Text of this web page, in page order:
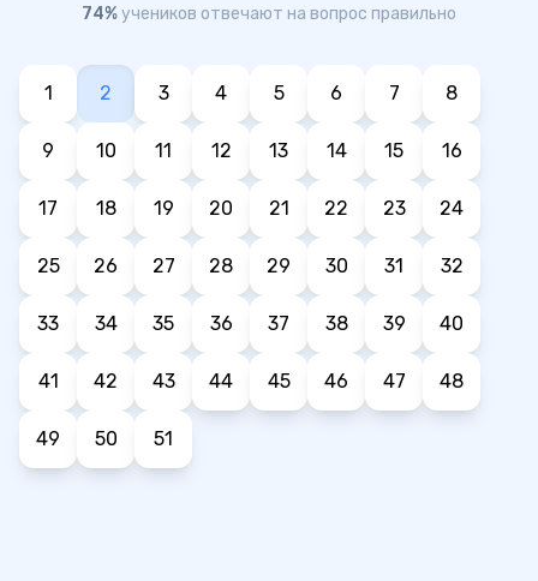
74%учеников отвечают на вопрос правильно
1 2 3 4 5 6 7 8
9 10 11 12 13 14 15 16
17 18 19 20 21 22 23 24
25 26 27 28 29 30 31 32
33 34 35 36 37 38 39 40
41 42 43 44 45 46 47 48
49 50 51